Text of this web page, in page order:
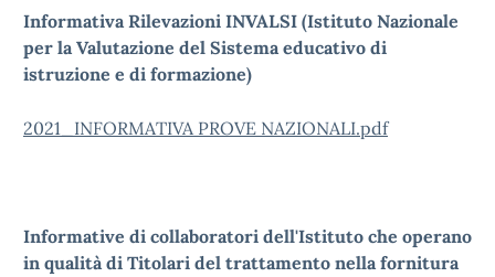
Informativa Rilevazioni INVALSI (Istituto Nazionale
per la Valutazione del Sistema educativo di
istruzione e di formazione)
2021_INFORMATIVA PROVE NAZIONALI.pdf
Informative di collaboratori dell'Istituto che operano
in qualità di Titolari del trattamento nella fornitura